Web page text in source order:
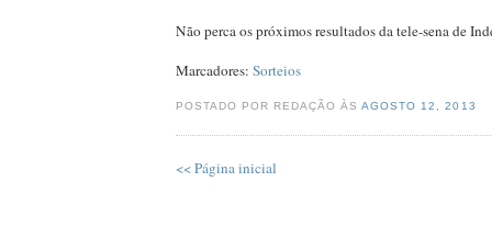
Não perca os próximos resultados da tele-sena de
Marcadores: Sorteios
POSTADO POR REDAÇÃO ÀSAGOSTO 12, 2013
<< Página inicial